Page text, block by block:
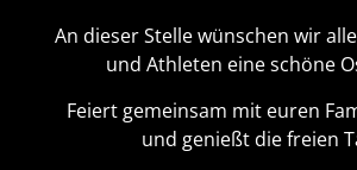
An dieser Stelle wünschen wir
und Athleten eine schöne
Feiert gemeinsam mit euren
und genießt die freien